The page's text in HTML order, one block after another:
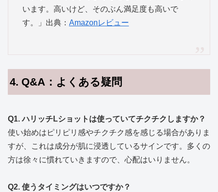
います。高いけど、そのぶん満足度も高いで
す。」出典： Amazonレビュー
4. Q&A：よくある疑問
Q1. ハリッチLショットは使っていてチクチクしますか？
使い始めはピリピリ感やチクチク感を感じる場合がありま
すが、これは成分が肌に浸透しているサインです。多くの
方は徐々に慣れていきますので、心配はいりません。
Q2. 使うタイミングはいつですか？